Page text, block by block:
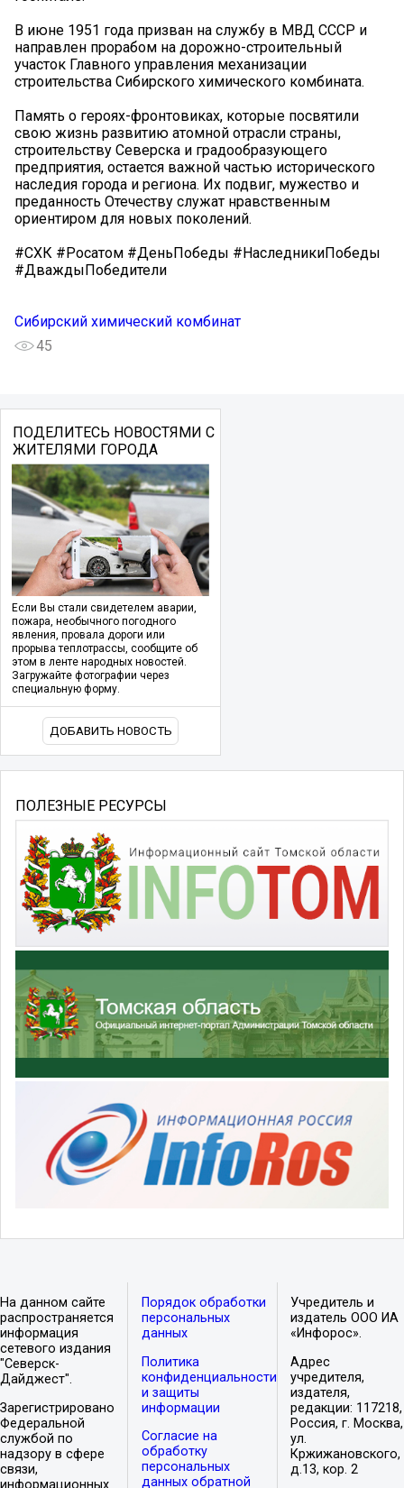
В июне 1951 года призван на службу в МВД СССР и
направлен прорабом на дорожно-строительный
участок Главного управления механизации
строительства Сибирского химического комбината.
Память о героях-фронтовиках, которые посвятили
свою жизнь развитию атомной отрасли страны,
строительству Северска и градообразующего
предприятия, остается важной частью исторического
наследия города и региона. Их подвиг, мужество и
преданность Отечеству служат нравственным
ориентиром для новых поколений.
#СХК #Росатом #ДеньПобеды #НаследникиПобеды
#ДваждыПобедители
Сибирский химический комбинат
45
ПОДЕЛИТЕСЬ НОВОСТЯМИ С
ЖИТЕЛЯМИ ГОРОДА
Если Вы стали свидетелем аварии,
пожара, необычного погодного
явления, провала дороги или
прорыва теплотрассы, сообщите об
этом в ленте народных новостей.
Загружайте фотографии через
специальную форму.
ДОБАВИТЬ НОВОСТЬ
ПОЛЕЗНЫЕ РЕСУРСЫ
На данном сайте
распространяется
информация
сетевого издания
"Северск-
Дайджест".
Зарегистрировано
Федеральной
службой по
надзору в сфере
связи,
информационных
Порядок обработки
персональных
данных
Политика
конфиденциальности
и защиты
информации
Согласие на
обработку
персональных
данных обратной
Учредитель и
издатель ООО ИА
«Инфорос».
Адрес
учредителя,
издателя,
редакции: 117218,
Россия, г. Москва,
ул.
Кржижановского,
д.13, кор. 2